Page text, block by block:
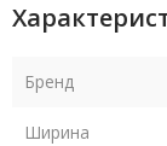
Бренд
Ширина